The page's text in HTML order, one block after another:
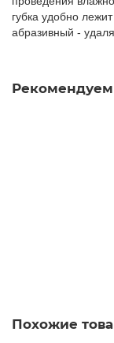
губка удобно
абразивный -
Похожие